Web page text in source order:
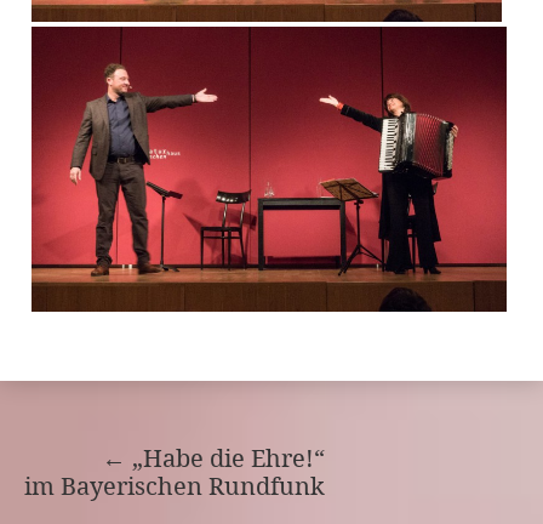
← „Habe die Ehre!“
im Bayerischen Rundfunk